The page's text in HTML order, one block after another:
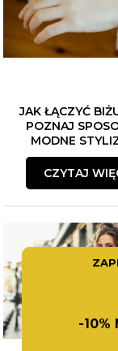
JAK ŁĄCZYĆ
POZNAJ
MODNE
CZYTAJ
-10%